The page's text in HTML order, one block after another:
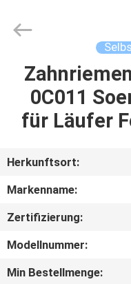
HAUSE
VIDEOS
ÜBER
UNS
Reserved.
0C011
für Läufer
Herkunftsort:
Markenname:
Zertifizierung:
Modellnummer:
Min Bestellmenge: